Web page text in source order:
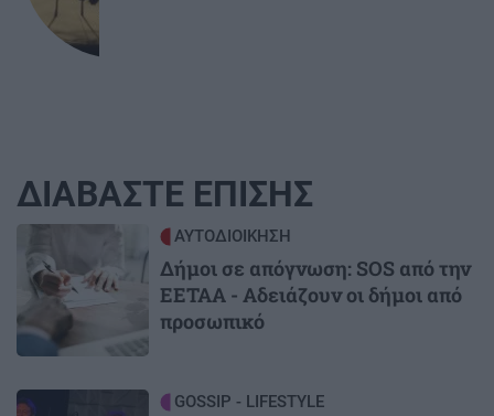
ΔΙΑΒΑΣΤΕ ΕΠΙΣΗΣ
ΑΥΤΟΔΙΟΙΚΗΣΗ
Δήμοι σε απόγνωση: SOS από την
ΕΕΤΑΑ - Αδειάζουν οι δήμοι από
προσωπικό
Image GOSSIP - LIFESTYLE